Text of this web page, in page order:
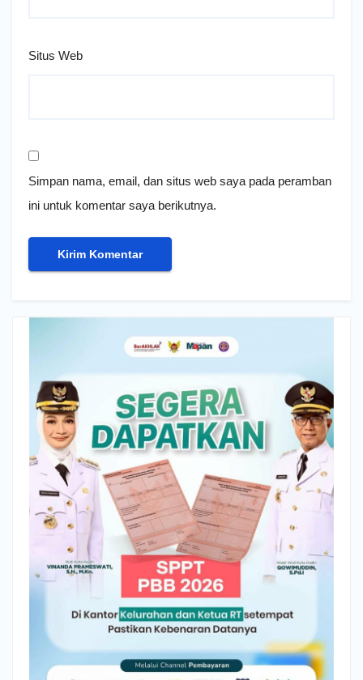
Situs Web
Simpan nama, email, dan situs web saya pada peramban
ini untuk komentar saya berikutnya.